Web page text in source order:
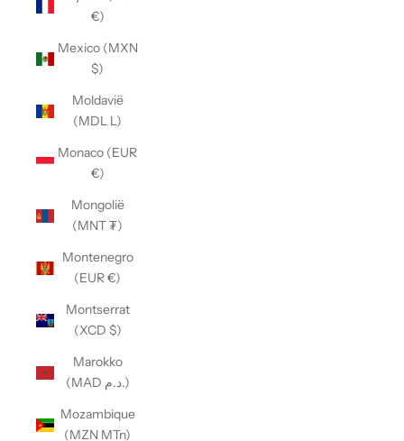
€)
Mexico (MXN
$)
Moldavië
(MDL L)
Monaco (EUR
€)
Mongolië
(MNT ₮)
Montenegro
(EUR €)
Montserrat
(XCD $)
Marokko
(MAD د.م.)
Mozambique
(MZN MTn)